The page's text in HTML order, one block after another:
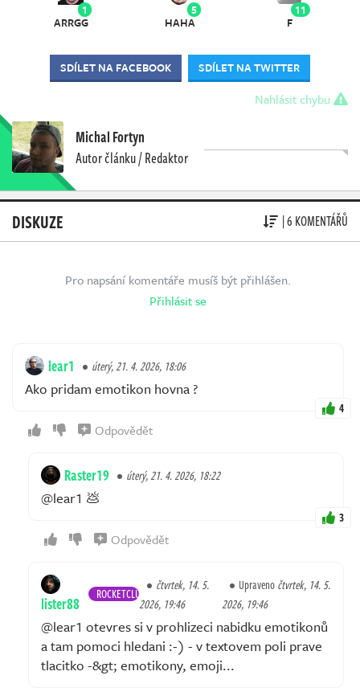
1
ARRGG
5
HAHA
11
F
SDÍLET NA FACEBOOK SDÍLET NA TWITTER
Nahlásit chybu
Michal Fortyn
Autor článku / Redaktor
DISKUZE | 6 KOMENTÁŘŮ
Pro napsání komentáře musíš být přihlášen.
Přihlásit se
lear1 úterý, 21. 4. 2026, 18:06
Ako pridam emotikon hovna ?
4
Odpovědět
Raster19 úterý, 21. 4. 2026, 18:22
@lear1 💩
3
Odpovědět
lister88 ROCKETCLUB
čtvrtek, 14. 5.
2026, 19:46
Upravenočtvrtek, 14. 5.
2026, 19:46
@lear1 otevres si v prohlizeci nabidku emotikonů
a tam pomoci hledani :-) - v textovem poli prave
tlacitko -&gt; emotikony, emoji...